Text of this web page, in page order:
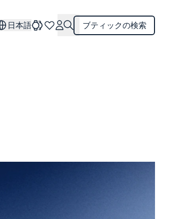
日本語 ブティックの検索